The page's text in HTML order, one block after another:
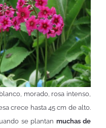
morado, rosa intenso,
crece hasta 45 cm de alto.
se plantan muchas de